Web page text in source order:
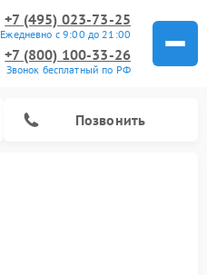
+7 (495) 023-73-25
Ежедневно с 9:00 до 21:00
+7 (800) 100-33-26
Звонок бесплатный по РФ
Позвонить